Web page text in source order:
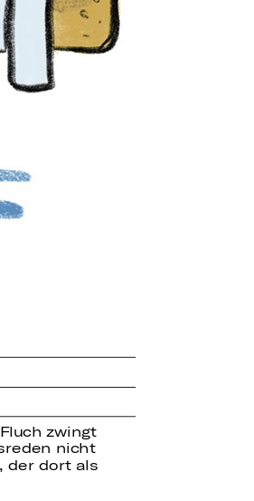
zwingt
nicht
der dort als